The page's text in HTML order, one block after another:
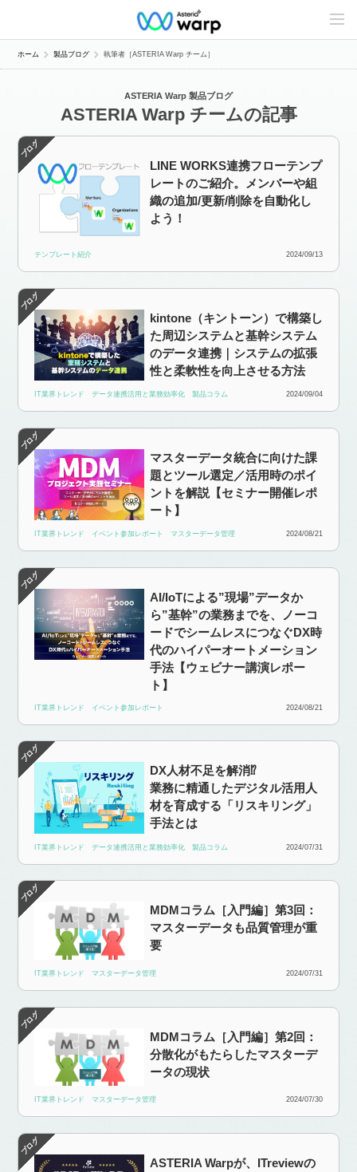
C
n
e
n
ホーム 製品ブログ 執筆者［ASTERIA Warp チーム］
ASTERIA Warp 製品ブログ
ASTERIA Warp チームの記事
LINE WORKS連携フローテンプ
レートのご紹介。メンバーや組
織の追加/更新/削除を自動化し
よう！
テンプレート紹介 2024/09/13
kintone（キントーン）で構築し
た周辺システムと基幹システム
のデータ連携｜システムの拡張
性と柔軟性を向上させる方法
IT業界トレンド データ連携活用と業務効率化 製品コラム 2024/09/04
マスターデータ統合に向けた課
題とツール選定／活用時のポイ
ントを解説【セミナー開催レポ
ート】
IT業界トレンド イベント参加レポート マスターデータ管理 2024/08/21
AI/IoTによる”現場”データか
ら”基幹”の業務までを、ノーコ
ードでシームレスにつなぐDX時
代のハイパーオートメーション
手法【ウェビナー講演レポー
ト】
IT業界トレンド イベント参加レポート 2024/08/21
DX人材不足を解消⁉
業務に精通したデジタル活用人
材を育成する「リスキリング」
手法とは
IT業界トレンド データ連携活用と業務効率化 製品コラム 2024/07/31
MDMコラム［入門編］第3回：
マスターデータも品質管理が重
要
IT業界トレンド マスターデータ管理 2024/07/31
MDMコラム［入門編］第2回：
分散化がもたらしたマスターデ
ータの現状
IT業界トレンド マスターデータ管理 2024/07/30
ASTERIA Warpが、ITreviewの